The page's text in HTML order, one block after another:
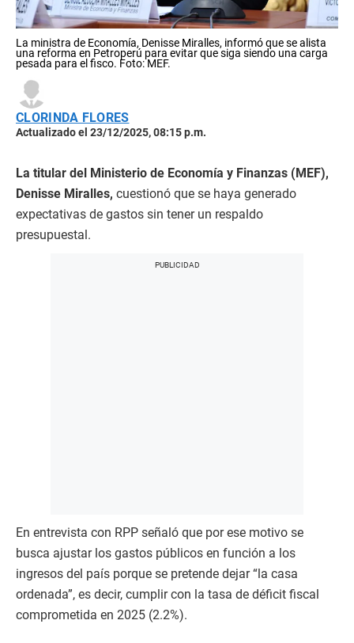
La ministra de Economía, Denisse Miralles, informó que se alista
una reforma en Petroperú para evitar que siga siendo una carga
pesada para el fisco. Foto: MEF.
CLORINDA FLORES
Actualizado el 23/12/2025, 08:15 p.m.
La titular del Ministerio de Economía y Finanzas (MEF),
Denisse Miralles, cuestionó que se haya generado
expectativas de gastos sin tener un respaldo
presupuestal.
En entrevista con RPP señaló que por ese motivo se
busca ajustar los gastos públicos en función a los
ingresos del país porque se pretende dejar “la casa
ordenada”, es decir, cumplir con la tasa de déficit fiscal
comprometida en 2025 (2.2%).